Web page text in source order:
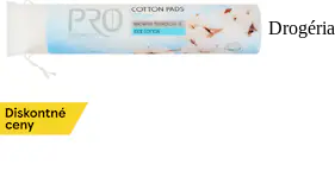
Drogéria